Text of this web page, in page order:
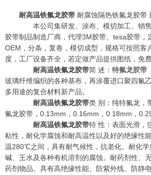
耐高温铁氟龙胶带 耐腐蚀隔热铁氟龙胶带
本公司集研发、涂布、模切加工、销
胶带制品制造厂商，代理3M胶带、tesa胶带，
OEM，分条，复卷，模切成型，规格可按照客
度，工厂设备齐全，若定做产品提供图纸，免
耐高温铁氟龙胶带简 述： 特氟龙胶带
玻璃纤维编织的各种基布，再涂覆进口聚四氟
多用途的复合材料新产品。
耐高温铁氟龙胶带类 别：纯特氟龙，
氟龙胶带，0.13mm，0.16mm，0.18mm，
耐高温铁氟龙胶带特 性：表面光滑，
粘性，耐化学腐蚀和耐高温性以及好的绝缘性
温280℃之间，具有耐气候性，抗老化。耐化学
碱、王水及各种有机溶剂的腐蚀。耐药剂性、
药剂物品。具有高绝缘性能、防紫外线、防静